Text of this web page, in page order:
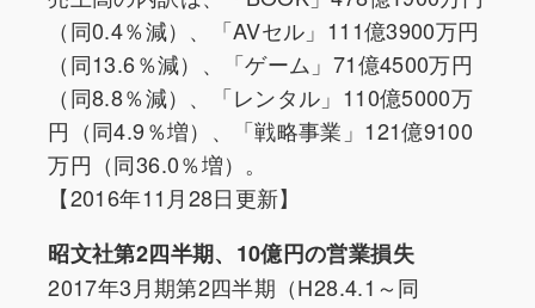
（同0.4％減）、「AVセル」111億3900万円
（同13.6％減）、「ゲーム」71億4500万円
（同8.8％減）、「レンタル」110億5000万
円（同4.9％増）、「戦略事業」121億9100
万円（同36.0％増）。
【2016年11月28日更新】
昭文社第2四半期、10億円の営業損失
2017年3月期第2四半期（H28.4.1～同